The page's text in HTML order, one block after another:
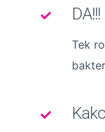
DA!!!
Tek